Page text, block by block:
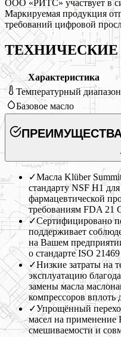
ООО «РИТС» участвует в
Маркируемая продукция
требований цифровой
ТЕХНИЧЕСКИЕ
Характеристика
Температурный диапазон
Базовое масло
✓Масла Klüber
стандарту NSF H1
фармацевтической
требованиям FDA 21
✓Сертифицировано
поддерживает
на Вашем
о стандарте ISO
✓Низкие затраты на
эксплуатацию
замены масла
компрессоров вплоть
✓Упрощённый
масел на применение
смешиваемости и